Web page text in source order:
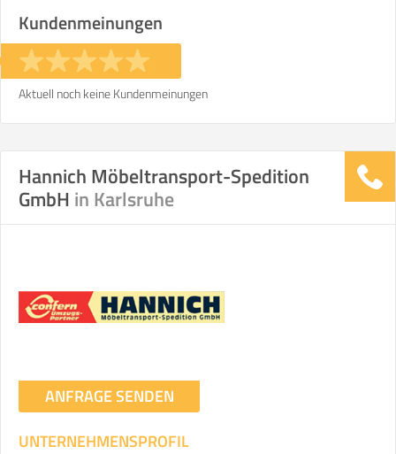
Selbst umziehen
ICH WILL SELBST UMZIEHEN
Mit Umzugsunternehmen
Kundenmeinungen
Aktuell noch keine Kundenmeinungen
Hannich Möbeltransport-Spedition
GmbH in Karlsruhe
ANFRAGE SENDEN
UNTERNEHMENSPROFIL